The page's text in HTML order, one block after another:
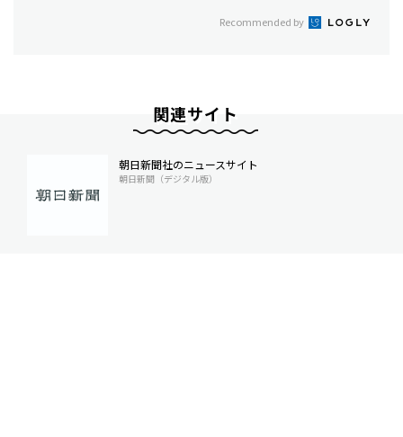
Recommended by
関連サイト
朝日新聞社のニュースサイト
朝日新聞（デジタル版）